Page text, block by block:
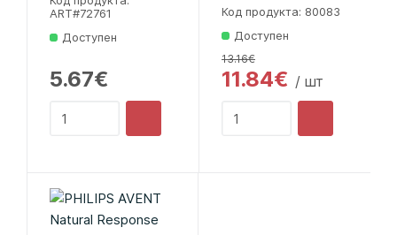
ART#72761
Доступен
5.67€
Код продукта: 80083
Доступен
13.16€
11.84€ / шт